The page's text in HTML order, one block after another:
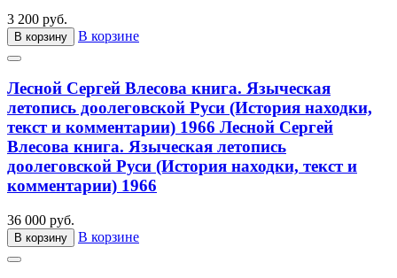
3 200 руб.
В корзину В корзине
Лесной Сергей Влесова книга. Языческая
летопись доолеговской Руси (История находки,
текст и комментарии) 1966 Лесной Сергей
Влесова книга. Языческая летопись
доолеговской Руси (История находки, текст и
комментарии) 1966
36 000 руб.
В корзину В корзине